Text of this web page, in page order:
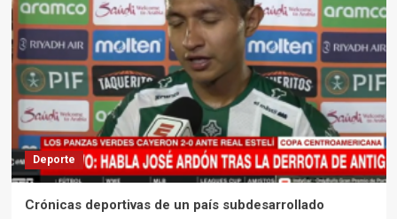
Deporte
Crónicas deportivas de un país subdesarrollado